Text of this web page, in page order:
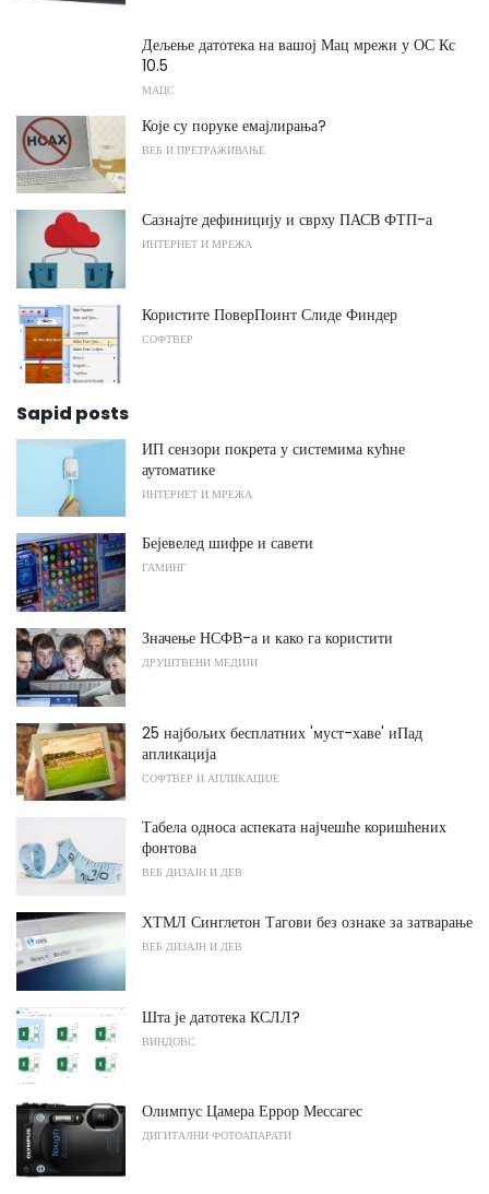
Дељење датотека на вашој Мац мрежи у ОС Кс
10.5
МАЦС
Које су поруке емајлирања?
ВЕБ И ПРЕТРАЖИВАЊЕ
Сазнајте дефиницију и сврху ПАСВ ФТП-а
ИНТЕРНЕТ И МРЕЖА
Користите ПоверПоинт Слиде Финдер
СОФТВЕР
Sapid posts
ИП сензори покрета у системима кућне
аутоматике
ИНТЕРНЕТ И МРЕЖА
Бејевелед шифре и савети
ГАМИНГ
Значење НСФВ-а и како га користити
ДРУШТВЕНИ МЕДИЈИ
25 најбољих бесплатних 'муст-хаве' иПад
апликација
СОФТВЕР И АПЛИКАЦИЈЕ
Табела односа аспеката најчешће коришћених
фонтова
ВЕБ ДИЗАЈН И ДЕВ
ХТМЛ Синглетон Тагови без ознаке за затварање
ВЕБ ДИЗАЈН И ДЕВ
Шта је датотека КСЛЛ?
ВИНДОВС
Олимпус Цамера Еррор Мессагес
ДИГИТАЛНИ ФОТОАПАРАТИ